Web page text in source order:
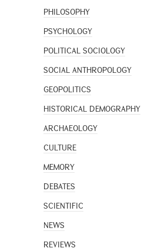
PHILOSOPHY
PSYCHOLOGY
POLITICAL SOCIOLOGY
SOCIAL ANTHROPOLOGY
GEOPOLITICS
HISTORICAL DEMOGRAPHY
ARCHAEOLOGY
CULTURE
MEMORY
DEBATES
SCIENTIFIC
NEWS
REVIEWS